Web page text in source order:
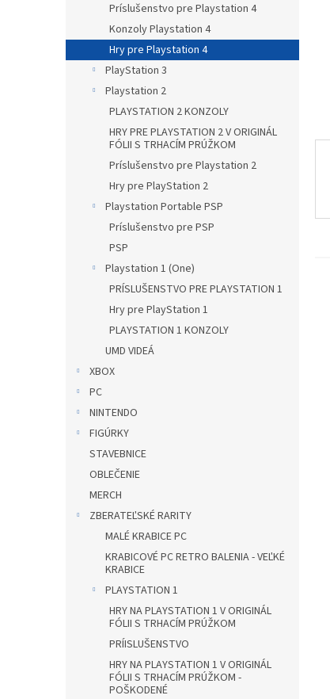
Príslušenstvo pre Playstation 4
Konzoly Playstation 4
Hry pre Playstation 4
PlayStation 3
Playstation 2
PLAYSTATION 2 KONZOLY
HRY PRE PLAYSTATION 2 V ORIGINÁL
FÓLII S TRHACÍM PRÚŽKOM
Príslušenstvo pre Playstation 2
Hry pre PlayStation 2
Playstation Portable PSP
Príslušenstvo pre PSP
PSP
Playstation 1 (One)
PRÍSLUŠENSTVO PRE PLAYSTATION 1
Hry pre PlayStation 1
PLAYSTATION 1 KONZOLY
UMD VIDEÁ
XBOX
PC
NINTENDO
FIGÚRKY
STAVEBNICE
OBLEČENIE
MERCH
ZBERATEĽSKÉ RARITY
MALÉ KRABICE PC
KRABICOVÉ PC RETRO BALENIA - VEĽKÉ
KRABICE
PLAYSTATION 1
HRY NA PLAYSTATION 1 V ORIGINÁL
FÓLII S TRHACÍM PRÚŽKOM
PRÍISLUŠENSTVO
HRY NA PLAYSTATION 1 V ORIGINÁL
FÓLII S TRHACÍM PRÚŽKOM -
POŠKODENÉ